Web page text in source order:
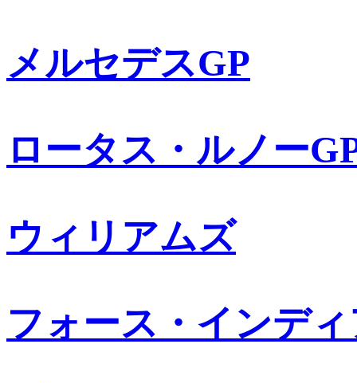
メルセデスGP
ロータス・ルノー
ウィリアムズ
フォース・インデ